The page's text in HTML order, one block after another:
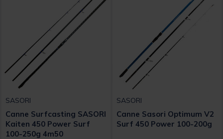
SASORI
Canne Surfcasting SASORI
Kaiten 450 Power Surf
100-250g 4m50
SASORI
Canne Sasori Optimum V2
Surf 450 Power 100-200g